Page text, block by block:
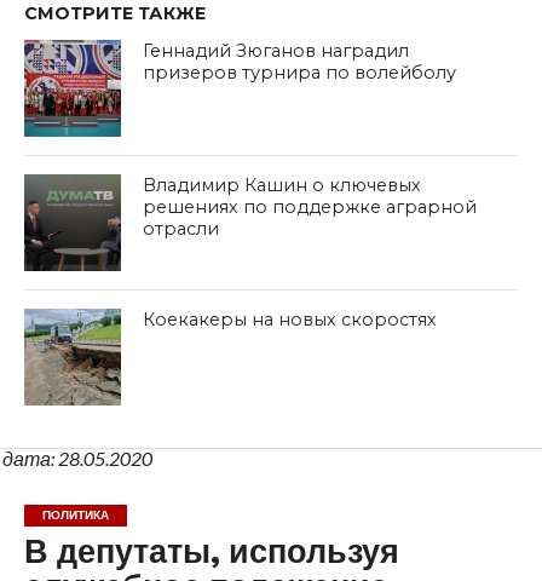
СМОТРИТЕ ТАКЖЕ
Геннадий Зюганов наградил
призеров турнира по волейболу
Владимир Кашин о ключевых
решениях по поддержке аграрной
отрасли
Коекакеры на новых скоростях
дата: 28.05.2020
ПОЛИТИКА
В депутаты, используя